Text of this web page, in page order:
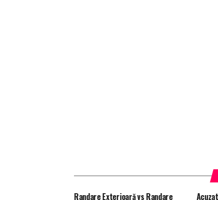
Randare Exterioară vs Randare